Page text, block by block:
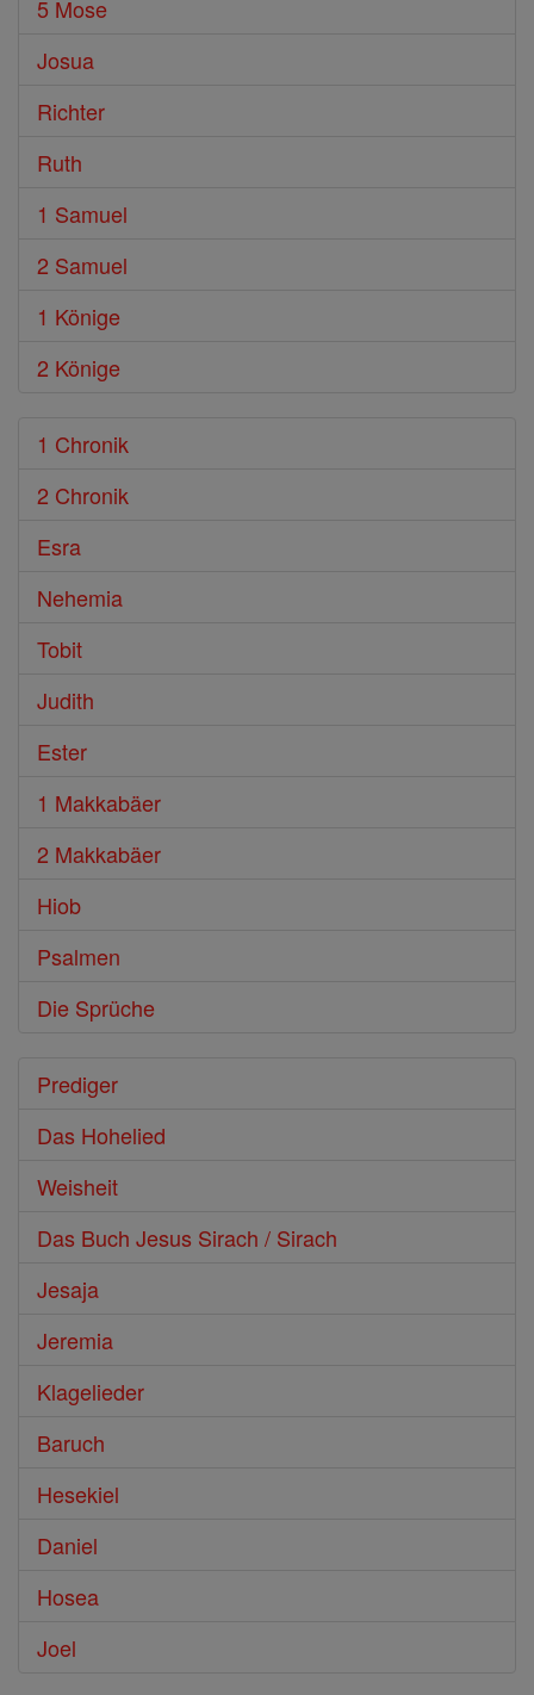
5 Mose
Josua
Richter
Ruth
1 Samuel
2 Samuel
1 Könige
2 Könige
1 Chronik
2 Chronik
Esra
Nehemia
Tobit
Judith
Ester
1 Makkabäer
2 Makkabäer
Hiob
Psalmen
Die Sprüche
Prediger
Das Hohelied
Weisheit
Das Buch Jesus Sirach / Sirach
Jesaja
Jeremia
Klagelieder
Baruch
Hesekiel
Daniel
Hosea
Joel